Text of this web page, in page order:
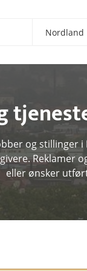
og stillinger
Reklamer
eller ønsker